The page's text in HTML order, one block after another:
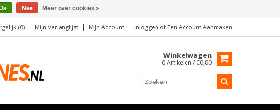
(0) Mijn Verlanglijst Mijn Account Inloggen of Een Account Aanmaken
Winkelwagen
0 Artikelen / €0,00
Ja Nee Meer over cookies »